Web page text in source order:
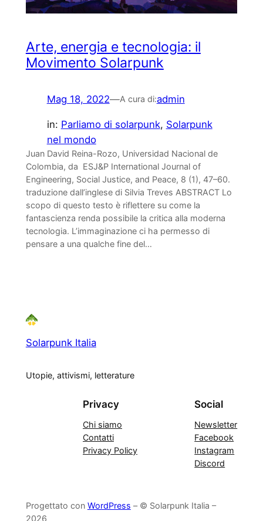
Arte, energia e tecnologia: il
Movimento Solarpunk
Mag 18, 2022—A cura di:admin
in: Parliamo di solarpunk, Solarpunk
nel mondo
Juan David Reina-Rozo, Universidad Nacional de
Colombia, da ESJ&P International Journal of
Engineering, Social Justice, and Peace, 8 (1), 47–60.
traduzione dall’inglese di Silvia Treves ABSTRACT Lo
scopo di questo testo è riflettere su come la
fantascienza renda possibile la critica alla moderna
tecnologia. L’immaginazione ci ha permesso di
pensare a una qualche fine del…
Solarpunk Italia
Utopie, attivismi, letterature
Privacy
Chi siamo
Contatti
Privacy Policy
Social
Newsletter
Facebook
Instagram
Discord
Progettato con WordPress – © Solarpunk Italia –
2026